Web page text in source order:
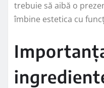
trebuie să aibă o
îmbine estetica cu